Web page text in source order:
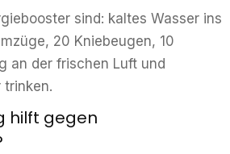
sind: kaltes Wasser ins
20 Kniebeugen, 10
an der frischen Luft und
trinken.
hilft gegen